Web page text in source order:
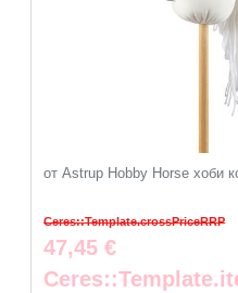
от Astrup Hobby Horse хоби
Ceres::Template.crossPriceRRP
47,45 €